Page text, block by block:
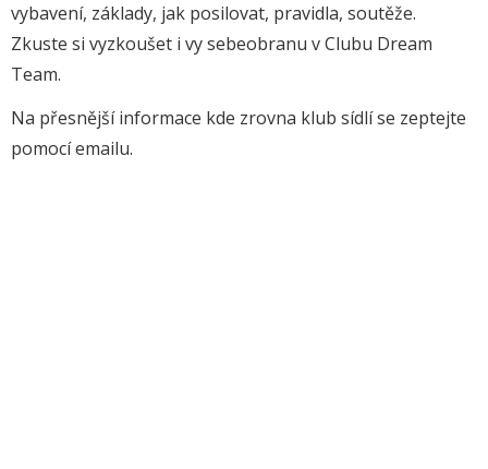
vybavení, základy, jak posilovat, pravidla, soutěže.
Zkuste si vyzkoušet i vy sebeobranu v Clubu Dream
Team.
Na přesnější informace kde zrovna klub sídlí se zeptejte
pomocí emailu.